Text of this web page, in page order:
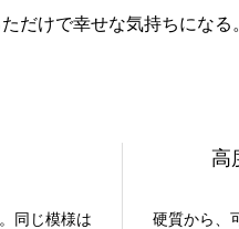
だけで幸せな気持ちになる
同じ模様は
高
硬質から、